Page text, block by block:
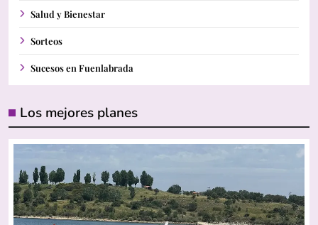
Salud y Bienestar
Sorteos
Sucesos en Fuenlabrada
Los mejores planes